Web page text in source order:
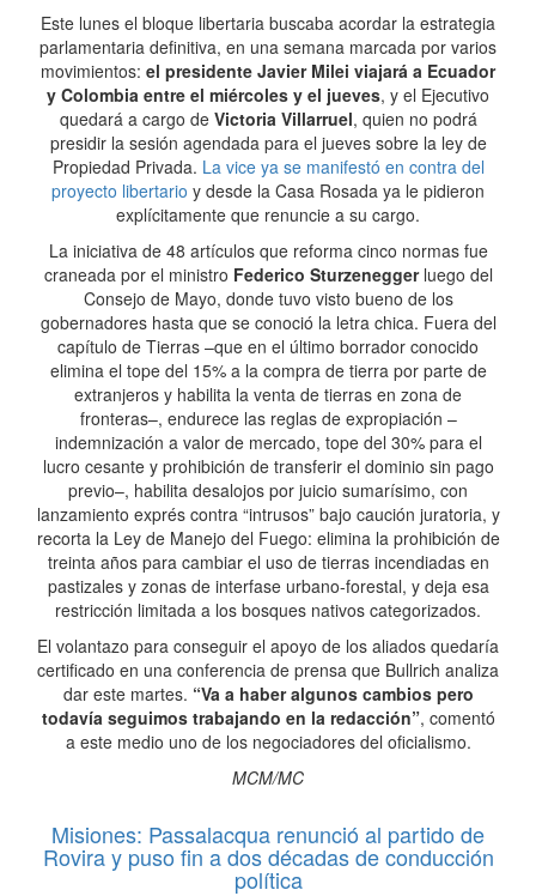
Este lunes el bloque libertaria buscaba acordar la estrategia
parlamentaria definitiva, en una semana marcada por varios
movimientos: el presidente Javier Milei viajará a Ecuador
y Colombia entre el miércoles y el jueves, y el Ejecutivo
quedará a cargo de Victoria Villarruel, quien no podrá
presidir la sesión agendada para el jueves sobre la ley de
Propiedad Privada. La vice ya se manifestó en contra del
proyecto libertario y desde la Casa Rosada ya le pidieron
explícitamente que renuncie a su cargo.
La iniciativa de 48 artículos que reforma cinco normas fue
craneada por el ministro Federico Sturzenegger luego del
Consejo de Mayo, donde tuvo visto bueno de los
gobernadores hasta que se conoció la letra chica. Fuera del
capítulo de Tierras –que en el último borrador conocido
elimina el tope del 15% a la compra de tierra por parte de
extranjeros y habilita la venta de tierras en zona de
fronteras–, endurece las reglas de expropiación –
indemnización a valor de mercado, tope del 30% para el
lucro cesante y prohibición de transferir el dominio sin pago
previo–, habilita desalojos por juicio sumarísimo, con
lanzamiento exprés contra “intrusos” bajo caución juratoria, y
recorta la Ley de Manejo del Fuego: elimina la prohibición de
treinta años para cambiar el uso de tierras incendiadas en
pastizales y zonas de interfase urbano-forestal, y deja esa
restricción limitada a los bosques nativos categorizados.
El volantazo para conseguir el apoyo de los aliados quedaría
certificado en una conferencia de prensa que Bullrich analiza
dar este martes. “Va a haber algunos cambios pero
todavía seguimos trabajando en la redacción”, comentó
a este medio uno de los negociadores del oficialismo.
MCM/MC
Misiones: Passalacqua renunció al partido de
Rovira y puso fin a dos décadas de conducción
política